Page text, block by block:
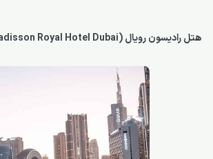
هتل رادیسون رویال (Radisson Royal Hotel Dubai)